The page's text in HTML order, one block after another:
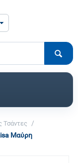
Τσάντες /
Μαύρη